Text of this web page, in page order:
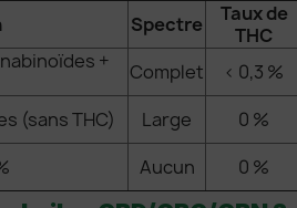
Spectre
Taux de
THC
+
Complet < 0,3 %
(sans THC) Large 0 %
Aucun 0 %